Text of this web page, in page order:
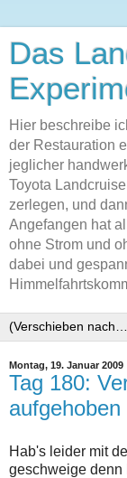
Das
Hier beschreibe
der Restauration
jeglicher
Toyota
zerlegen, und
Angefangen hat
ohne Strom und
dabei und
Montag, 19. Januar 2009
Tag 180:
aufgehoben
Hab's leider mit
geschweige denn